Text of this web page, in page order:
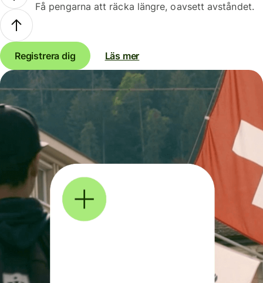
Få pengarna att räcka längre, oavsett avståndet.
Registrera dig Läs mer